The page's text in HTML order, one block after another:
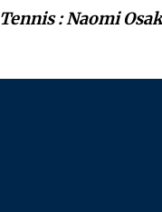
Tennis : Naomi